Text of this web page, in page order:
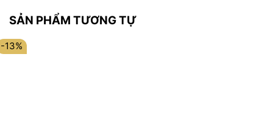
SẢN PHẨM TƯƠNG TỰ
-13%